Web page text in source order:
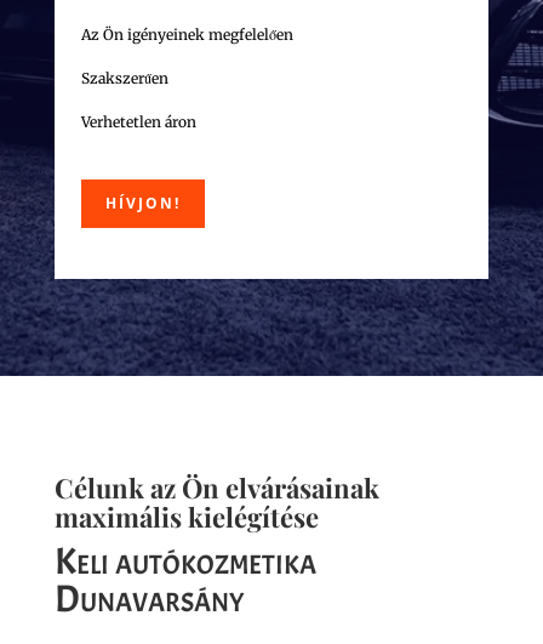
Az Ön igényeinek megfelelően
Szakszerűen
Verhetetlen áron
HÍVJON!
Célunk az Ön elvárásainak
maximális kielégítése
Keli autókozmetika
Dunavarsány